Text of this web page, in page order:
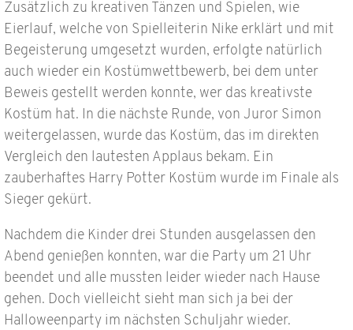
Zusätzlich zu kreativen Tänzen und Spielen, wie
Eierlauf, welche von Spielleiterin Nike erklärt und mit
Begeisterung umgesetzt wurden, erfolgte natürlich
auch wieder ein Kostümwettbewerb, bei dem unter
Beweis gestellt werden konnte, wer das kreativste
Kostüm hat. In die nächste Runde, von Juror Simon
weitergelassen, wurde das Kostüm, das im direkten
Vergleich den lautesten Applaus bekam. Ein
zauberhaftes Harry Potter Kostüm wurde im Finale als
Sieger gekürt.
Nachdem die Kinder drei Stunden ausgelassen den
Abend genießen konnten, war die Party um 21 Uhr
beendet und alle mussten leider wieder nach Hause
gehen. Doch vielleicht sieht man sich ja bei der
Halloweenparty im nächsten Schuljahr wieder.